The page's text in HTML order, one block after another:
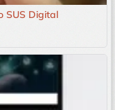
SUS Digital